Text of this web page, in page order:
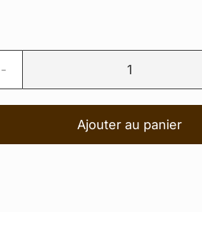
de
Nuit
d'hiver
Ajouter au panier